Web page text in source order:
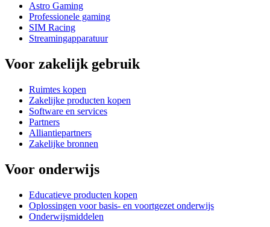
Astro Gaming
Professionele gaming
SIM Racing
Streamingapparatuur
Voor zakelijk gebruik
Ruimtes kopen
Zakelijke producten kopen
Software en services
Partners
Alliantiepartners
Zakelijke bronnen
Voor onderwijs
Educatieve producten kopen
Oplossingen voor basis- en voortgezet onderwijs
Onderwijsmiddelen